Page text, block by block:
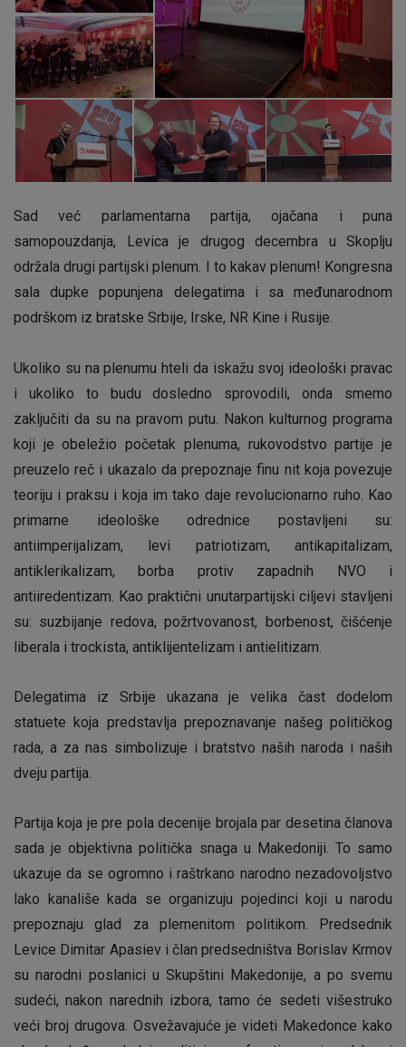
Sad već parlamentarna partija, ojačana i puna
samopouzdanja, Levica je drugog decembra u Skoplju
održala drugi partijski plenum. I to kakav plenum! Kongresna
sala dupke popunjena delegatima i sa međunarodnom
podrškom iz bratske Srbije, Irske, NR Kine i Rusije.
Ukoliko su na plenumu hteli da iskažu svoj ideološki pravac
i ukoliko to budu dosledno sprovodili, onda smemo
zaključiti da su na pravom putu. Nakon kulturnog programa
koji je obeležio početak plenuma, rukovodstvo partije je
preuzelo reč i ukazalo da prepoznaje finu nit koja povezuje
teoriju i praksu i koja im tako daje revolucionarno ruho. Kao
primarne ideološke odrednice postavljeni su:
antiimperijalizam, levi patriotizam, antikapitalizam,
antiklerikalizam, borba protiv zapadnih NVO i
antiiredentizam. Kao praktični unutarpartijski ciljevi stavljeni
su: suzbijanje redova, požrtvovanost, borbenost, čišćenje
liberala i trockista, antiklijentelizam i antielitizam.
Delegatima iz Srbije ukazana je velika čast dodelom
statuete koja predstavlja prepoznavanje našeg političkog
rada, a za nas simbolizuje i bratstvo naših naroda i naših
dveju partija.
Partija koja je pre pola decenije brojala par desetina članova
sada je objektivna politička snaga u Makedoniji. To samo
ukazuje da se ogromno i raštrkano narodno nezadovoljstvo
lako kanališe kada se organizuju pojedinci koji u narodu
prepoznaju glad za plemenitom politikom. Predsednik
Levice Dimitar Apasiev i član predsedništva Borislav Krmov
su narodni poslanici u Skupštini Makedonije, a po svemu
sudeći, nakon narednih izbora, tamo će sedeti višestruko
veći broj drugova. Osvežavajuće je videti Makedonce kako